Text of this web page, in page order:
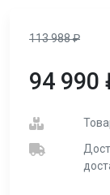
113 988₽
94 990